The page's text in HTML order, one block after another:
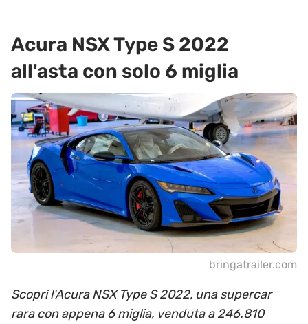
Acura NSX Type S 2022
all'asta con solo 6 miglia
bringatrailer.com
Scopri l'Acura NSX Type S 2022, una supercar
rara con appena 6 miglia, venduta a 246.810